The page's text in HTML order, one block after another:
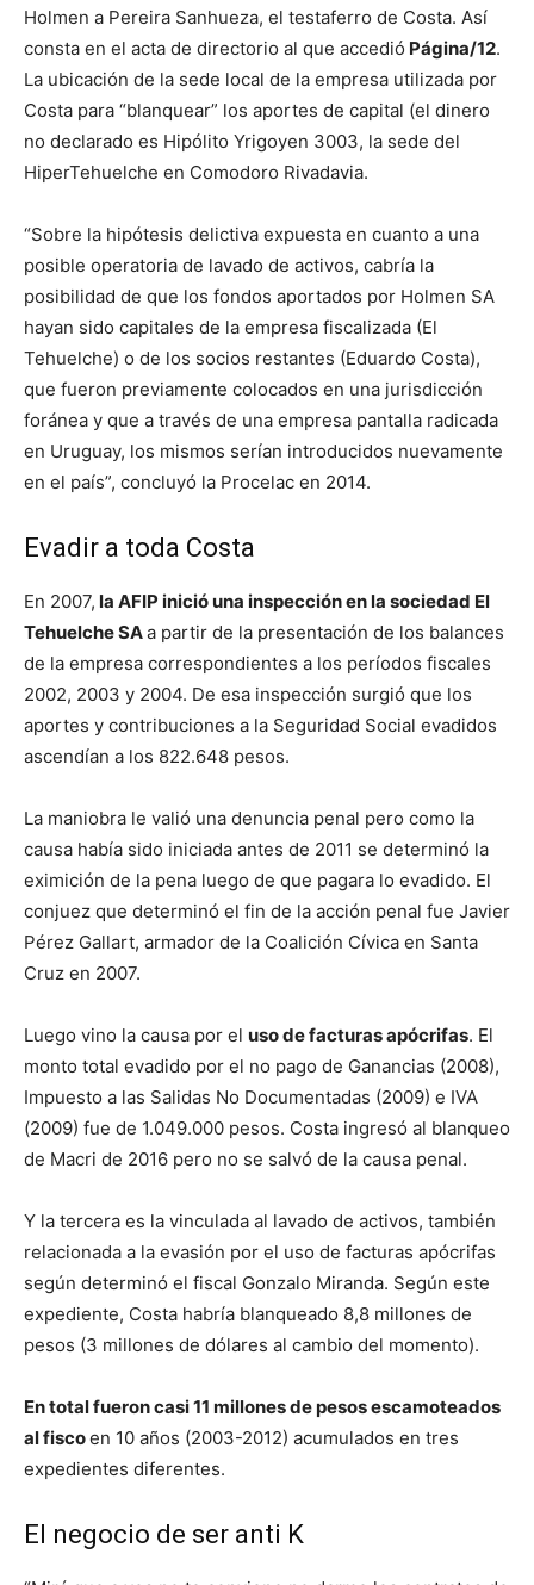
Holmen a Pereira Sanhueza, el testaferro de Costa. Así
consta en el acta de directorio al que accedió Página/12.
La ubicación de la sede local de la empresa utilizada por
Costa para “blanquear” los aportes de capital (el dinero
no declarado es Hipólito Yrigoyen 3003, la sede del
HiperTehuelche en Comodoro Rivadavia.
“Sobre la hipótesis delictiva expuesta en cuanto a una
posible operatoria de lavado de activos, cabría la
posibilidad de que los fondos aportados por Holmen SA
hayan sido capitales de la empresa fiscalizada (El
Tehuelche) o de los socios restantes (Eduardo Costa),
que fueron previamente colocados en una jurisdicción
foránea y que a través de una empresa pantalla radicada
en Uruguay, los mismos serían introducidos nuevamente
en el país”, concluyó la Procelac en 2014.
Evadir a toda Costa
En 2007, la AFIP inició una inspección en la sociedad El
Tehuelche SAa partir de la presentación de los balances
de la empresa correspondientes a los períodos fiscales
2002, 2003 y 2004. De esa inspección surgió que los
aportes y contribuciones a la Seguridad Social evadidos
ascendían a los 822.648 pesos.
La maniobra le valió una denuncia penal pero como la
causa había sido iniciada antes de 2011 se determinó la
eximición de la pena luego de que pagara lo evadido. El
conjuez que determinó el fin de la acción penal fue Javier
Pérez Gallart, armador de la Coalición Cívica en Santa
Cruz en 2007.
Luego vino la causa por el uso de facturas apócrifas. El
monto total evadido por el no pago de Ganancias (2008),
Impuesto a las Salidas No Documentadas (2009) e IVA
(2009) fue de 1.049.000 pesos. Costa ingresó al blanqueo
de Macri de 2016 pero no se salvó de la causa penal.
Y la tercera es la vinculada al lavado de activos, también
relacionada a la evasión por el uso de facturas apócrifas
según determinó el fiscal Gonzalo Miranda. Según este
expediente, Costa habría blanqueado 8,8 millones de
pesos (3 millones de dólares al cambio del momento).
En total fueron casi 11 millones de pesos escamoteados
al fiscoen 10 años (2003-2012) acumulados en tres
expedientes diferentes.
El negocio de ser anti K